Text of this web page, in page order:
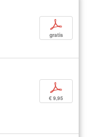
p
gratis
p
€ 9,95